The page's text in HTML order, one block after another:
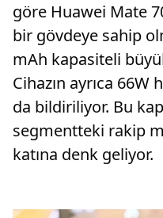
göre Huawei Mate
bir gövdeye sahip
mAh kapasiteli
Cihazın ayrıca 66W
da bildiriliyor. Bu
segmentteki rakip
katına denk geliyor.